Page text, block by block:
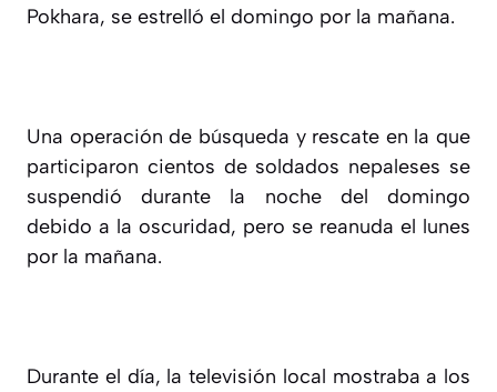
Pokhara, se estrelló el domingo por la mañana.
Una operación de búsqueda y rescate en la que
participaron cientos de soldados nepaleses se
suspendió durante la noche del domingo
debido a la oscuridad, pero se reanuda el lunes
por la mañana.
Durante el día, la televisión local mostraba a los